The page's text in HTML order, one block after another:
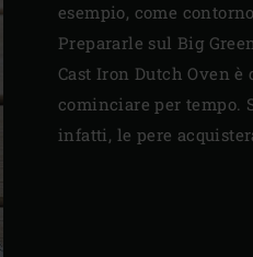
Turkey | Türkiye
esempio, come
Prepararle sul Big
Cast Iron Dutch Oven
cominciare per tempo.
infatti, le pere